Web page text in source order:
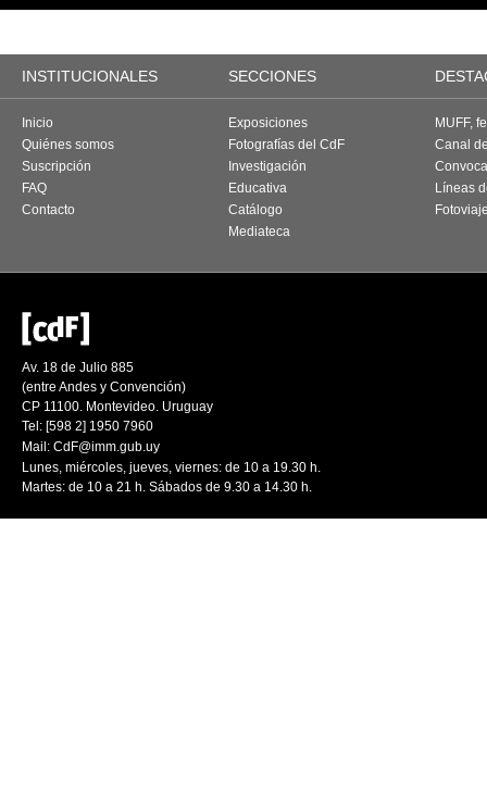
INSTITUCIONALES SECCIONES
Inicio
Quiénes somos
Suscripción
FAQ
Contacto
Exposiciones
Fotografías del CdF
Investigación
Educativa
Catálogo
Mediateca
MUFF,
Canal
Líneas
Av. 18 de Julio 885
(entre Andes y Convención)
CP 11100. Montevideo. Uruguay
Tel: [598 2] 1950 7960
Mail: CdF@imm.gub.uy
Lunes, miércoles, jueves, viernes: de 10 a 19.30 h.
Martes: de 10 a 21 h. Sábados de 9.30 a 14.30 h.